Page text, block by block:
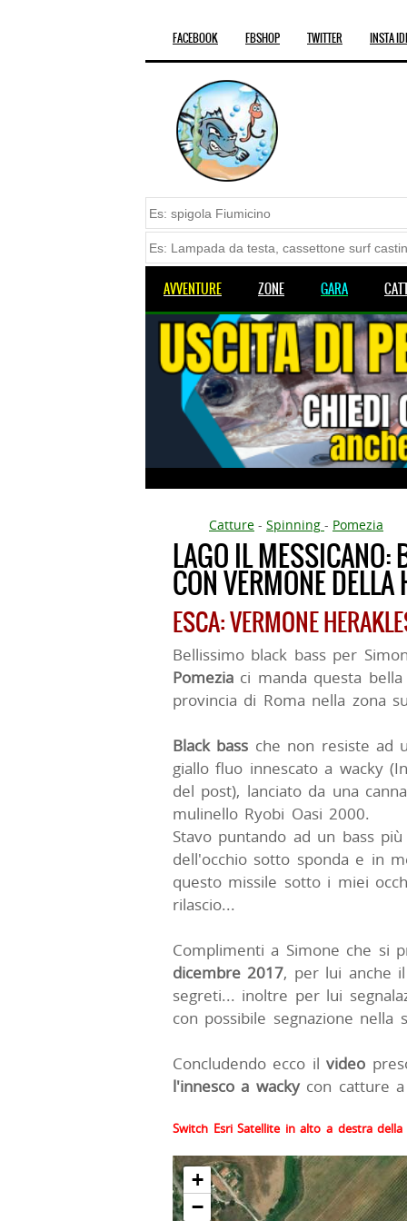
FACEBOOK FBSHOP TWITTER INSTA
AVVENTURE ZONE GARA
Catture - Spinning - Pomezia
LAGO IL MESSICANO:
CON VERMONE DELLA
ESCA: VERMONE
Bellissimo black bass per
Pomezia ci manda questa
provincia di Roma nella zona
Black bass che non resiste ad
giallo fluo innescato a wacky
del post), lanciato da una
mulinello Ryobi Oasi 2000.
Stavo puntando ad un bass
dell'occhio sotto sponda e in
questo missile sotto i miei
rilascio...
Complimenti a Simone che si
dicembre 2017, per lui anche
segreti... inoltre per lui
con possibile segnazione
Concludendo ecco ilvideo
l'innesco a wackycon catture a
Switch Esri Satellite in alto a destra
+
−